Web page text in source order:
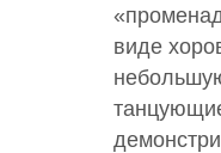
виде